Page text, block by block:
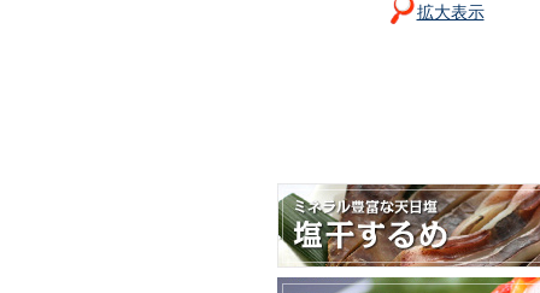
拡大表示